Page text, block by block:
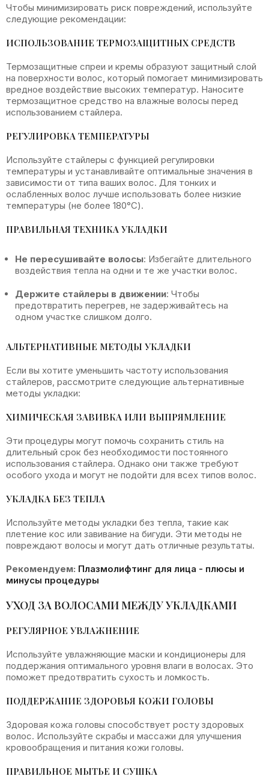
Чтобы минимизировать риск повреждений, используйте
следующие рекомендации:
ИСПОЛЬЗОВАНИЕ ТЕРМОЗАЩИТНЫХ СРЕДСТВ
Термозащитные спреи и кремы образуют защитный слой
на поверхности волос, который помогает минимизировать
вредное воздействие высоких температур. Наносите
термозащитное средство на влажные волосы перед
использованием стайлера.
РЕГУЛИРОВКА ТЕМПЕРАТУРЫ
Используйте стайлеры с функцией регулировки
температуры и устанавливайте оптимальные значения в
зависимости от типа ваших волос. Для тонких и
ослабленных волос лучше использовать более низкие
температуры (не более 180°C).
ПРАВИЛЬНАЯ ТЕХНИКА УКЛАДКИ
Не пересушивайте волосы: Избегайте длительного
воздействия тепла на одни и те же участки волос.
Держите стайлеры в движении: Чтобы
предотвратить перегрев, не задерживайтесь на
одном участке слишком долго.
АЛЬТЕРНАТИВНЫЕ МЕТОДЫ УКЛАДКИ
Если вы хотите уменьшить частоту использования
стайлеров, рассмотрите следующие альтернативные
методы укладки:
ХИМИЧЕСКАЯ ЗАВИВКА ИЛИ ВЫПРЯМЛЕНИЕ
Эти процедуры могут помочь сохранить стиль на
длительный срок без необходимости постоянного
использования стайлера. Однако они также требуют
особого ухода и могут не подойти для всех типов волос.
УКЛАДКА БЕЗ ТЕПЛА
Используйте методы укладки без тепла, такие как
плетение кос или завивание на бигуди. Эти методы не
повреждают волосы и могут дать отличные результаты.
Рекомендуем: Плазмолифтинг для лица - плюсы и
минусы процедуры
УХОД ЗА ВОЛОСАМИ МЕЖДУ УКЛАДКАМИ
РЕГУЛЯРНОЕ УВЛАЖНЕНИЕ
Используйте увлажняющие маски и кондиционеры для
поддержания оптимального уровня влаги в волосах. Это
поможет предотвратить сухость и ломкость.
ПОДДЕРЖАНИЕ ЗДОРОВЬЯ КОЖИ ГОЛОВЫ
Здоровая кожа головы способствует росту здоровых
волос. Используйте скрабы и массажи для улучшения
кровообращения и питания кожи головы.
ПРАВИЛЬНОЕ МЫТЬЕ И СУШКА